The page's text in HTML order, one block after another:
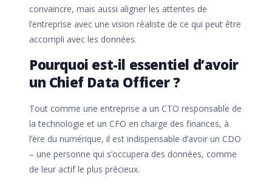
convaincre, mais aussi aligner les attentes de
l’entreprise avec une vision réaliste de ce qui peut être
accompli avec les données.
Pourquoi est-il essentiel d’avoir
un Chief Data Officer ?
Tout comme une entreprise a un CTO responsable de
la technologie et un CFO en charge des finances, à
l’ère du numérique, il est indispensable d’avoir un CDO
– une personne qui s’occupera des données, comme
de leur actif le plus précieux.